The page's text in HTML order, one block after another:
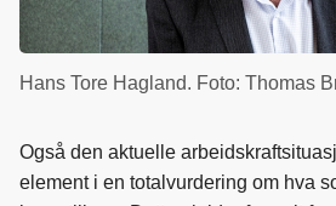
Hans Tore Hagland. Foto: Thomas
Også den aktuelle
element i en totalvurdering om hva